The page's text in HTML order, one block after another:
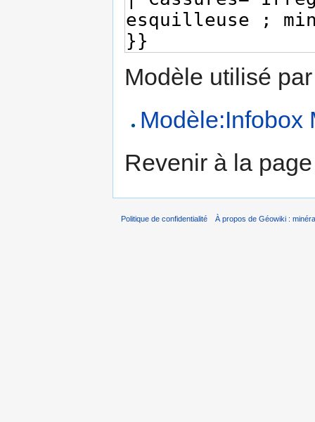
Modèle utilisé
Modèle:Infobox
Revenir à la
Politique de confidentialité À propos de Géowiki :